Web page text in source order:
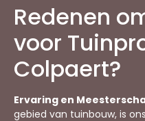
Redenen
voor
Colpaert?
Ervaring en
gebied van tuinbouw, is